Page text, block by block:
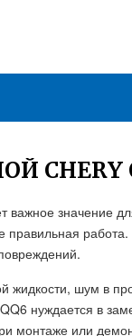
CHERY
значение
жидкости, шум в
нуждается в
монтаже или